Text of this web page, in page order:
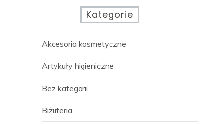
Kategorie
Akcesoria kosmetyczne
Artykuły higieniczne
Bez kategorii
Biżuteria